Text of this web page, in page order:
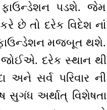
પડશે. જેમ
છે તો દરેક વિદેશ નાંં
ફાઉન્ડેશન મજબૂત થશે.
જોઈએ. દરેક સ્થાન થી
અને સર્વ પરિવાર ની
અર્થાત્ વિશેષતા